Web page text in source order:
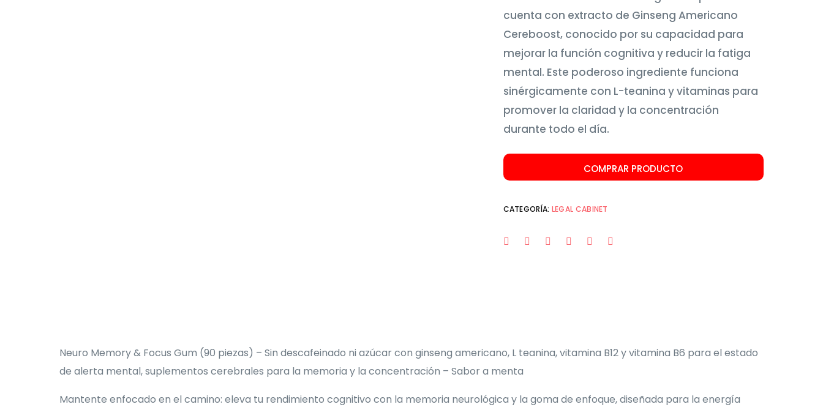
cuenta con extracto de Ginseng Americano
Cereboost, conocido por su capacidad para
mejorar la función cognitiva y reducir la fatiga
mental. Este poderoso ingrediente funciona
sinérgicamente con L-teanina y vitaminas para
promover la claridad y la concentración
durante todo el día.
COMPRAR PRODUCTO
CATEGORÍA: LEGAL CABINET
Neuro Memory & Focus Gum (90 piezas) – Sin descafeinado ni azúcar con ginseng americano, L teanina, vitamina B12 y vitamina B6 para el estado
de alerta mental, suplementos cerebrales para la memoria y la concentración – Sabor a menta
Mantente enfocado en el camino: eleva tu rendimiento cognitivo con la memoria neurológica y la goma de enfoque, diseñada para la energía